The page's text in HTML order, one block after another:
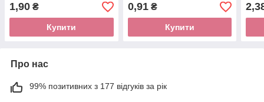
1,90 ₴
Купити
0,91₴
Купити
Про нас
99% позитивних з 177 відгуків за рік